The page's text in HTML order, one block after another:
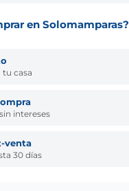
en Solomamparas?
tu casa
intereses
venta
30 días